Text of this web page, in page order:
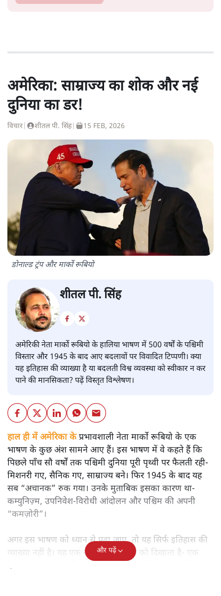
अमेरिका: साम्राज्य का शोक और नई
दुनिया का डर!
विचार शीतल पी. सिंह| 15 FEB, 2026
डोनाल्ड ट्रंप और मार्को रूबियो
शीतल पी. सिंह
अमेरिकी नेता मार्को रूबियो के हालिया भाषण में 500 वर्षों के पश्चिमी
विस्तार और 1945 के बाद आए बदलावों पर विवादित टिप्पणी। क्या
यह इतिहास की व्याख्या है या बदलती विश्व व्यवस्था को स्वीकार न कर
पाने की मानसिकता? पढ़ें विस्तृत विश्लेषण।
हाल ही में अमेरिका केप्रभावशाली नेता मार्को रूबियो के एक
भाषण के कुछ अंश सामने आए हैं। इस भाषण में वे कहते हैं कि
पिछले पाँच सौ वर्षों तक पश्चिमी दुनिया पूरी पृथ्वी पर फैलती रही-
मिशनरी गए, सैनिक गए, साम्राज्य बने। फिर 1945 के बाद यह
सब “अचानक” रुक गया। उनके मुताबिक इसका कारण था-
कम्युनिज़्म, उपनिवेश-विरोधी आंदोलन और पश्चिम की अपनी
“कमज़ोरी”।
अगर इस भाषण को ध्यान से पढ़ा जाए, तो यह सिर्फ इतिहास की
व्याख्या नहीं है। यह एक खास मानसिकता को दिखाता है- एक
ऐसी सोच जो आज की दुनिया को स्वीकार नहीं कर पा रही है।
और पढ़ें